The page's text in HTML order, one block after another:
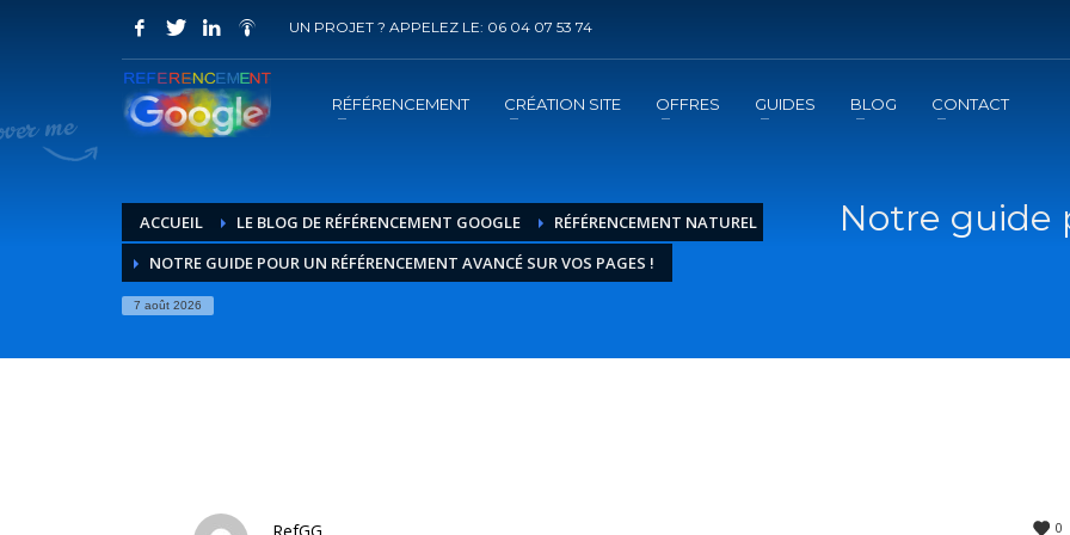
COMMENT ACHETER UN PRESTATION DE REFERENCEMENT ?
1 Choisir la prestation
Vous recevrez sous 5 jours ouvrés un mail de
UN PROJET ? APPELEZ LE: 06 04 07 53 74
RÉFÉRENCEMENT CRÉATION SITE OFFRES GUIDES BLOG CONTACT
ACCUEIL LE BLOG DE RÉFÉRENCEMENT GOOGLE
RÉFÉRENCEMENT NATUREL
NOTRE GUIDE POUR UN RÉFÉRENCEMENT AVANCÉ SUR VOS PAGES !
7 août 2026
Notre guide
0